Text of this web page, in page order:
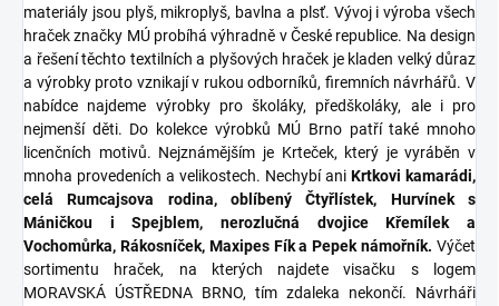
materiály jsou plyš, mikroplyš, bavlna a plsť. Vývoj i výroba všech
hraček značky MÚ probíhá výhradně v České republice. Na design
a řešení těchto textilních a plyšových hraček je kladen velký důraz
a výrobky proto vznikají v rukou odborníků, firemních návrhářů. V
nabídce najdeme výrobky pro školáky, předškoláky, ale i pro
nejmenší děti. Do kolekce výrobků MÚ Brno patří také mnoho
licenčních motivů. Nejznámějším je Krteček, který je vyráběn v
mnoha provedeních a velikostech. Nechybí ani Krtkovi kamarádi,
celá Rumcajsova rodina, oblíbený Čtyřlístek, Hurvínek s
Máničkou i Spejblem, nerozlučná dvojice Křemílek a
Vochomůrka, Rákosníček, Maxipes Fík a Pepek námořník. Výčet
sortimentu hraček, na kterých najdete visačku s logem
MORAVSKÁ ÚSTŘEDNA BRNO, tím zdaleka nekončí. Návrháři